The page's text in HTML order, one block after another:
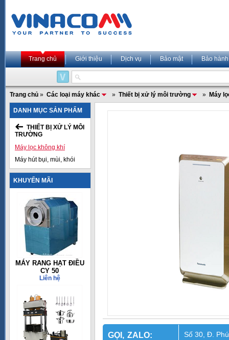
Trang chủ Giới thiệu Dịch vụ Bảo mật Bảo hành
Trang chủ » Các loại máy khác » Thiết bị xử lý môi trường » Máy
DANH MỤC SẢN PHẨM
THIẾT BỊ XỬ LÝ MÔI
TRƯỜNG
Máy lọc không khí
Máy hút bụi, mùi, khói
KHUYẾN MÃI
MÁY RANG HẠT ĐIỀU
CY 50
Liên hệ
GỌI, ZALO:
Số 30, Đ.